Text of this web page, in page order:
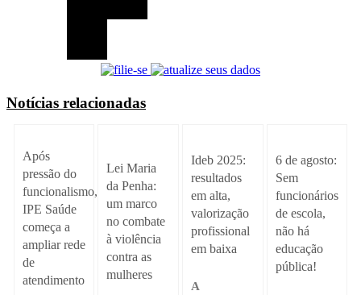
Notícias relacionadas
Após
pressão do
funcionalismo,
IPE Saúde
começa a
ampliar rede
de
atendimento
Lei Maria
da Penha:
um marco
no combate
à violência
contra as
mulheres
Ideb 2025:
resultados
em alta,
valorização
profissional
em baixa
A
6 de agosto:
Sem
funcionários
de escola,
não há
educação
pública!